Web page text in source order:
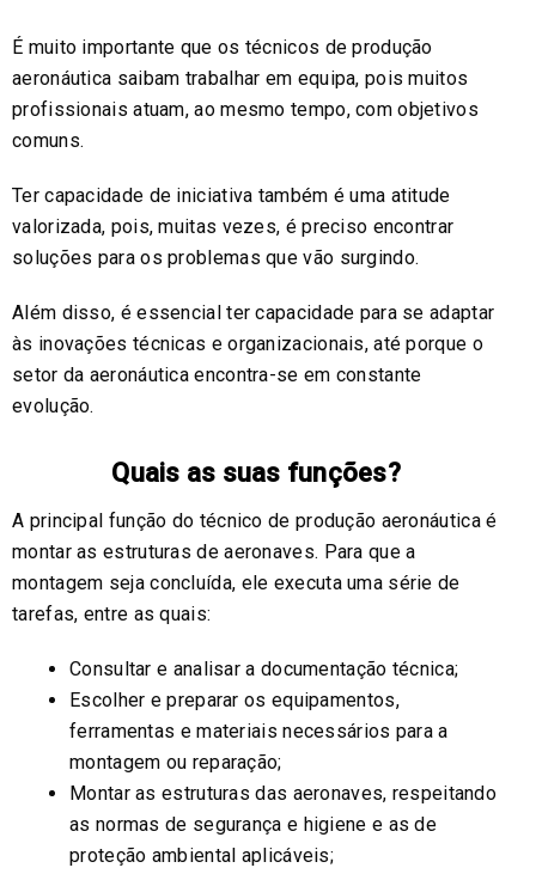
É muito importante que os técnicos de produção
aeronáutica saibam trabalhar em equipa, pois muitos
profissionais atuam, ao mesmo tempo, com objetivos
comuns.
Ter capacidade de iniciativa também é uma atitude
valorizada, pois, muitas vezes, é preciso encontrar
soluções para os problemas que vão surgindo.
Além disso, é essencial ter capacidade para se adaptar
às inovações técnicas e organizacionais, até porque o
setor da aeronáutica encontra-se em constante
evolução.
Quais as suas funções?
A principal função do técnico de produção aeronáutica é
montar as estruturas de aeronaves. Para que a
montagem seja concluída, ele executa uma série de
tarefas, entre as quais:
Consultar e analisar a documentação técnica;
Escolher e preparar os equipamentos,
ferramentas e materiais necessários para a
montagem ou reparação;
Montar as estruturas das aeronaves, respeitando
as normas de segurança e higiene e as de
proteção ambiental aplicáveis;